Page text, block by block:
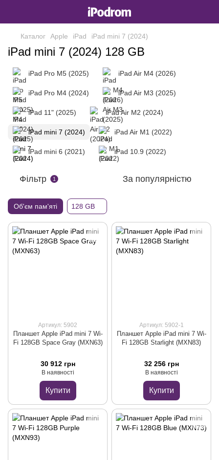
Каталог Apple iPad iPad mini 7 (2024)
iPad mini 7 (2024) 128 GB
iPad Pro M5 (2025) iPad Air M4 (2026)
iPad Pro M4 (2024) iPad Air M3 (2025)
iPad 11" (2025) iPad Air M2 (2024)
iPad mini 7 (2024) iPad Air M1 (2022)
iPad mini 6 (2021) iPad 10.9 (2022)
Фільтр 1 За популярністю
Об'єм пам'яті 128 GB
Артикул: 5902
Планшет Apple iPad mini 7 Wi-
Fi 128GB Space Gray (MXN63)
30 912 грн
В наявності
Купити
Артикул: 5902-1
Планшет Apple iPad mini 7 Wi-
Fi 128GB Starlight (MXN83)
32 256 грн
В наявності
Купити